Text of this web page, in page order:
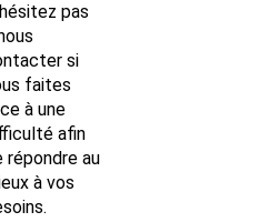
pas
si
faites
à une
afin
répondre au
à vos